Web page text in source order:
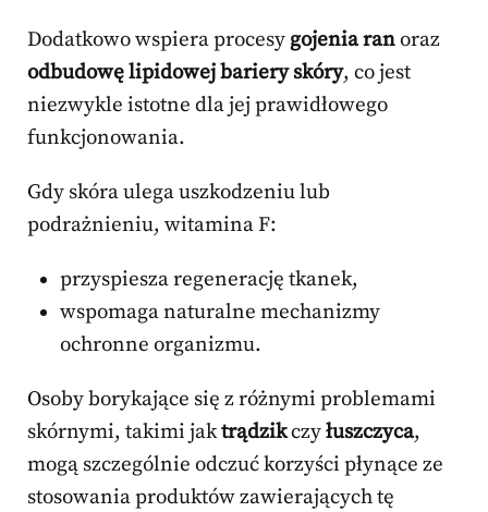
Dodatkowo wspiera procesy gojenia ranoraz
odbudowę lipidowej bariery skóry, co jest
niezwykle istotne dla jej prawidłowego
funkcjonowania.
Gdy skóra ulega uszkodzeniu lub
podrażnieniu, witamina F:
przyspiesza regenerację tkanek,
wspomaga naturalne mechanizmy
ochronne organizmu.
Osoby borykające się z różnymi problemami
skórnymi, takimi jaktrądzikczyłuszczyca,
mogą szczególnie odczuć korzyści płynące ze
stosowania produktów zawierających tę